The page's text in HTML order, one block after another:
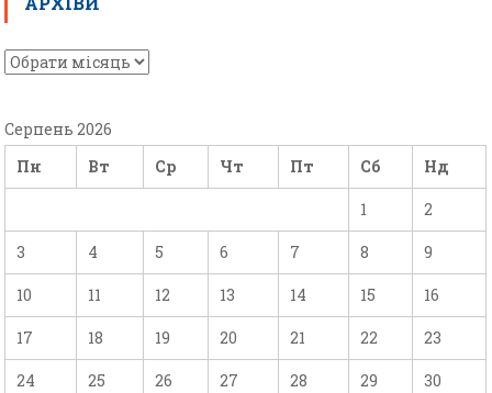
Серпень 2026
Пн
Вт Ср Чт Пт Сб Нд
1 2
3 4 5 6 7 8 9
10 11 12 13 14 15 16
17 18 19 20 21 22 23
24 25 26 27 28 29 30